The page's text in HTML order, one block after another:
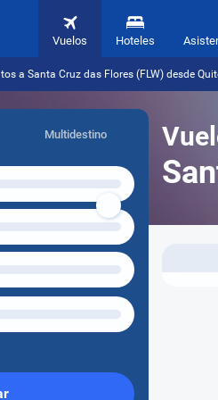
Vuelos Hoteles
a Santa Cruz das Flores (FLW) desde
Multidestino